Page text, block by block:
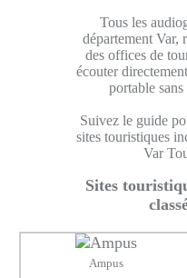
Tous les
département Var,
des offices de
écouter
portable
Suivez le guide
sites touristiques
Var
Sites
Ampus